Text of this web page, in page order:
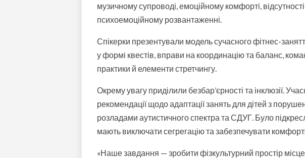
музичному супроводі, емоційному комфорті,
психоемоційному розвантаженні.
Спікерки презентували модель сучасного фітнес-
у формі квестів, вправи на координацію та баланс,
практики й елементи стретчингу.
Окрему увагу приділили безбар’єрності та інклюзії.
рекомендації щодо адаптації занять для дітей з
розладами аутистичного спектра та СДУГ. Було
мають виключати сегрегацію та забезпечувати
«Наше завдання — зробити фізкультурний простір